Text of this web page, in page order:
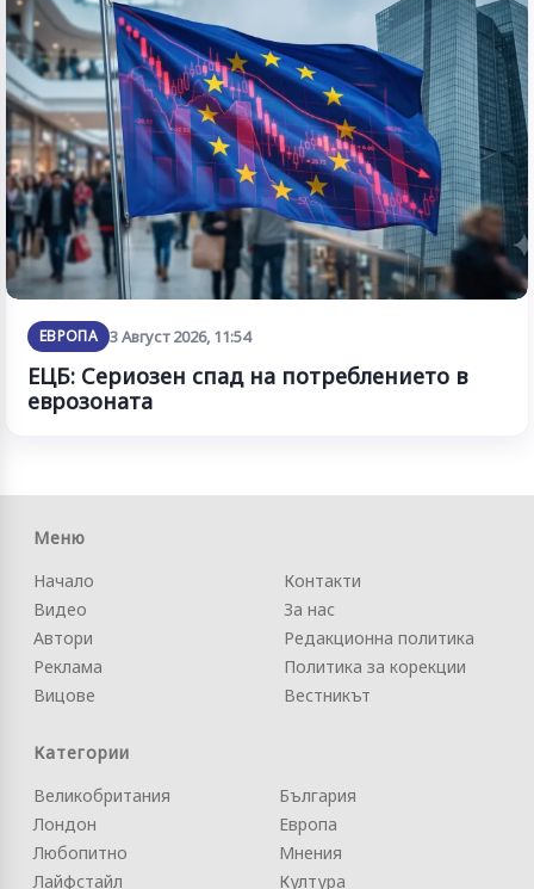
ЕВРОПА 3 Август 2026, 11:54
ЕЦБ: Сериозен спад на потреблението в
еврозоната
Меню
Начало
Видео
Автори
Реклама
Вицове
Контакти
За нас
Редакционна политика
Политика за корекции
Вестникът
Категории
Великобритания
Лондон
Любопитно
Лайфстайл
България
Европа
Мнения
Култура